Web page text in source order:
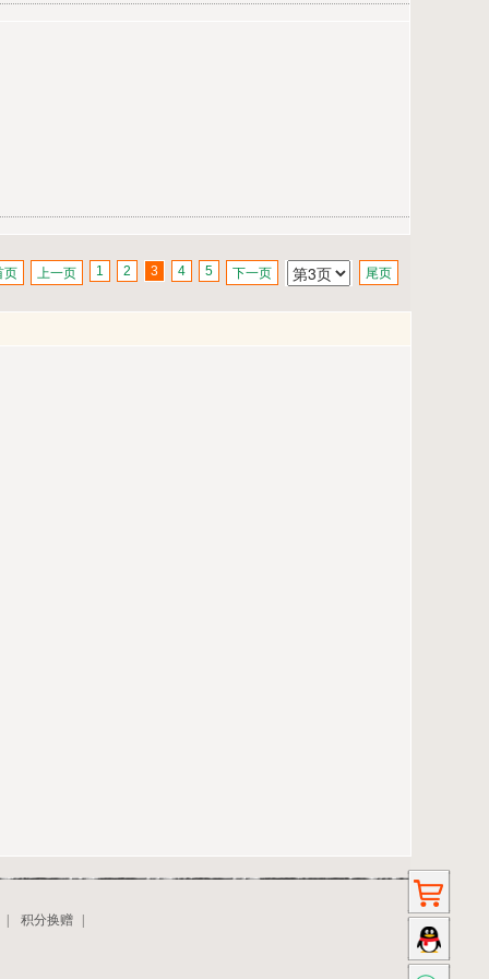
页 上一页 1 2 3 4 5 下一页 尾页
积分换赠